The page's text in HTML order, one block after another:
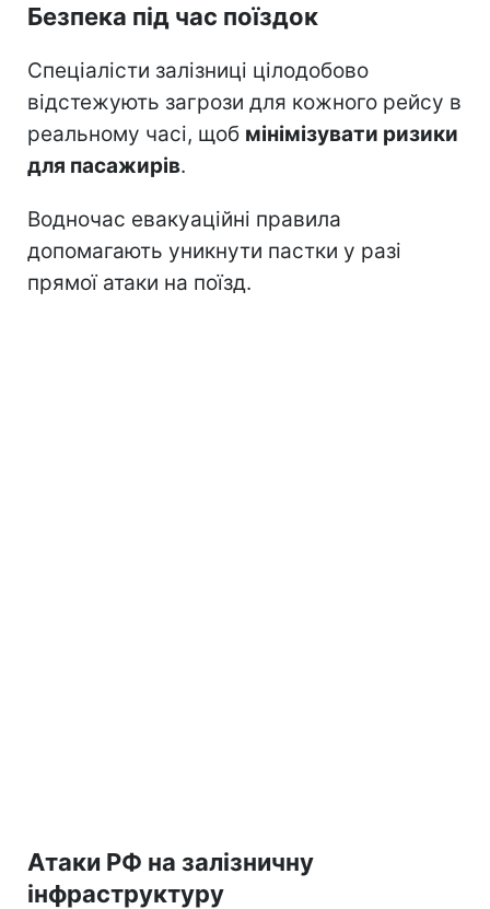
Безпека під час поїздок
Спеціалісти залізниці цілодобово
відстежують загрози для кожного рейсу в
реальному часі, щоб мінімізувати ризики
для пасажирів.
Водночас евакуаційні правила
допомагають уникнути пастки у разі
прямої атаки на поїзд.
Атаки РФ на залізничну
інфраструктуру